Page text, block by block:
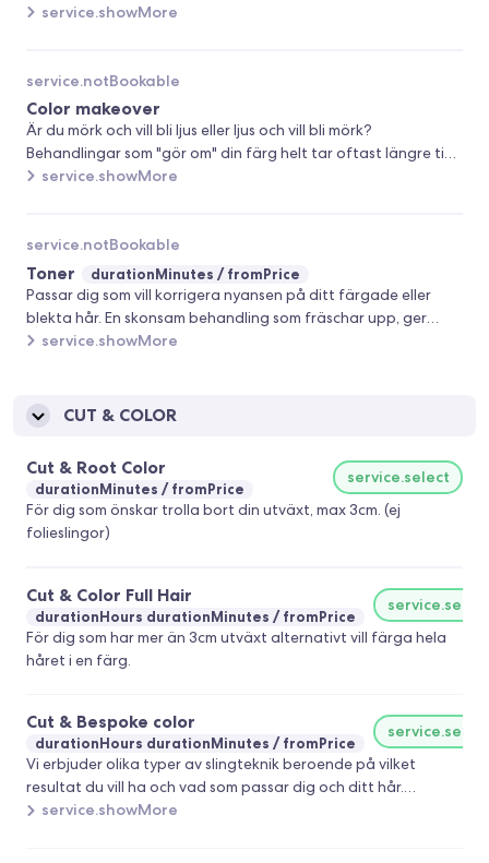
rekommenderar vi en rensing med Malibu C i samband med din
service.showMore
Color makeover
service.notBookable
Är du mörk och vill bli ljus eller ljus och vill bli mörk?
Behandlingar som "gör om" din färg helt tar oftast längre tid
och kräver mer material. Därför är det viktigt att rätt
service.showMore
Toner durationMinutes fromPrice
service.notBookable
Passar dig som vill korrigera nyansen på ditt färgade eller
blekta hår. En skonsam behandling som fräschar upp, ger
glans och samtidigt förändrar tonen efter dina önskemål.
service.showMore
CUT & COLOR
Cut & Root Color
durationMinutes fromPrice
service.select
För dig som önskar trolla bort din utväxt, max 3cm. (ej
folieslingor)
Cut & Color Full Hair
durationHours durationMinutes fromPrice
service.select
För dig som har mer än 3cm utväxt alternativt vill färga hela
håret i en färg.
Cut & Bespoke color
durationHours durationMinutes fromPrice
service.select
Vi erbjuder olika typer av slingteknik beroende på vilket
resultat du vill ha och vad som passar dig och ditt hår.
Diskutera med din frisör. Highlights Balayage Foilayage
service.showMore